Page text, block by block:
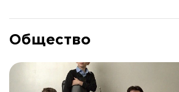
Общество